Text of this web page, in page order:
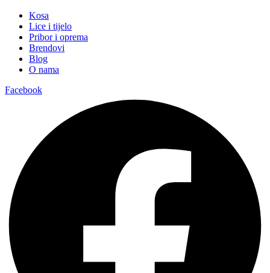
Kosa
Lice i tijelo
Pribor i oprema
Brendovi
Blog
O nama
Facebook